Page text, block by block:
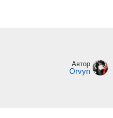
Автор
Orvyn